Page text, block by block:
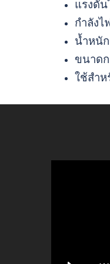
แรงดัน
กำลังไ
น้ำหนั
ขนาดก
ใช้สำห